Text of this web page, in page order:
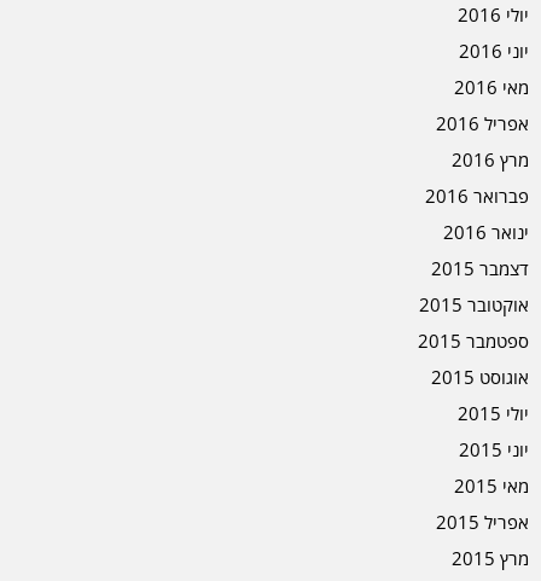
יולי 2016
יוני 2016
מאי 2016
אפריל 2016
מרץ 2016
פברואר 2016
ינואר 2016
דצמבר 2015
אוקטובר 2015
ספטמבר 2015
אוגוסט 2015
יולי 2015
יוני 2015
מאי 2015
אפריל 2015
מרץ 2015